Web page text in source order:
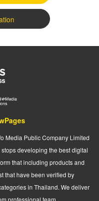
Media Public Company Limited
developing the best digital
that including products and
that have been verified by
in Thailand. We deliver
professional team.